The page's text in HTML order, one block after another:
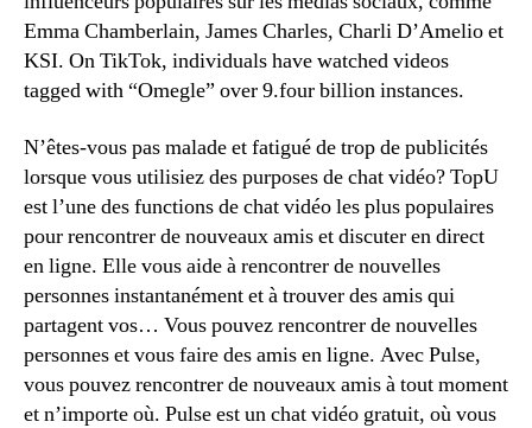
Emma Chamberlain, James Charles, Charli D’Amelio et
KSI. On TikTok, individuals have watched videos
tagged with “Omegle” over 9.four billion instances.
N’êtes-vous pas malade et fatigué de trop de publicités
lorsque vous utilisiez des purposes de chat vidéo? TopU
est l’une des functions de chat vidéo les plus populaires
pour rencontrer de nouveaux amis et discuter en direct
en ligne. Elle vous aide à rencontrer de nouvelles
personnes instantanément et à trouver des amis qui
partagent vos… Vous pouvez rencontrer de nouvelles
personnes et vous faire des amis en ligne. Avec Pulse,
vous pouvez rencontrer de nouveaux amis à tout moment
et n’importe où. Pulse est un chat vidéo gratuit, où vous